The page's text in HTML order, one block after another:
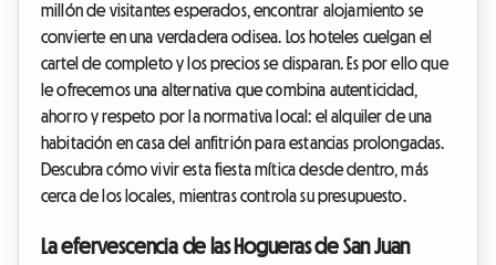
millón de visitantes esperados, encontrar alojamiento se
convierte en una verdadera odisea. Los hoteles cuelgan el
cartel de completo y los precios se disparan. Es por ello que
le ofrecemos una alternativa que combina autenticidad,
ahorro y respeto por la normativa local: el alquiler de una
habitación en casa del anfitrión para estancias prolongadas.
Descubra cómo vivir esta fiesta mítica desde dentro, más
cerca de los locales, mientras controla su presupuesto.
La efervescencia de las Hogueras de San Juan